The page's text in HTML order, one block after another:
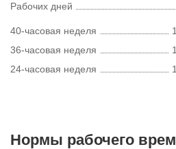
Рабочих дней
40-часовая неделя
36-часовая неделя
24-часовая неделя
Нормы рабочего